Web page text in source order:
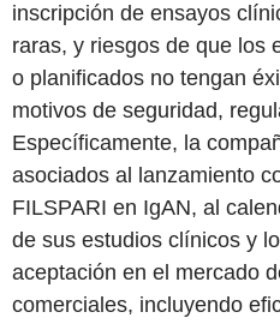
inscripción de ensayos
raras, y riesgos de que los
o planificados no tengan
motivos de seguridad,
Específicamente, la
asociados al lanzamiento
FILSPARI en IgAN, al
de sus estudios clínicos y
aceptación en el mercado
comerciales, incluyendo